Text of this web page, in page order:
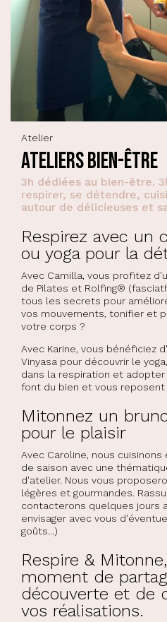
Atelier
Ateliers Bien-Être
3h dédiées au bien-être.
respirer, se détendre,
autour de délicieuses et
Respirez avec un
ou yoga pour la
Avec Camilla, vous profitez
de Pilates et Rolfing®
tous les secrets pour
vos mouvements, tonifier et
votre corps ?
Avec Karine, vous bénéficiez
Vinyasa pour découvrir le
dans la respiration et
font du bien et vous reposent
Mitonnez un
pour le plaisir
Avec Caroline, nous
de saison avec une
d'atelier. Nous vous
légères et gourmandes.
contacterons quelques jours
envisager avec vous
goûts...)
Respire &
moment de
découverte et de
vos réalisations.